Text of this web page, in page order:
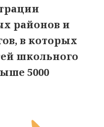
районов и
в которых
школьного
5000